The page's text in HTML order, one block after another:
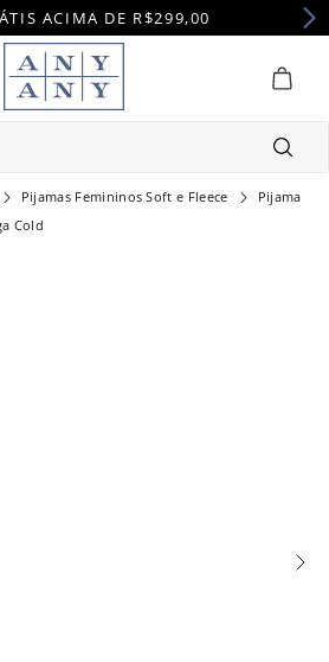
ACIMA DE R$299,00
Pijamas Femininos Soft e Fleece
Pijama
Cold